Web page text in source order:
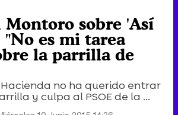
Montoro sobre 'Así
"No es mi tarea
la parrilla de
no ha querido entrar
y culpa al PSOE de la ...